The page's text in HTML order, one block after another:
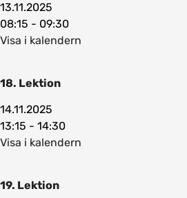
13.11.2025
08:15 - 09:30
Visa i kalendern
18. Lektion
14.11.2025
13:15 - 14:30
Visa i kalendern
19. Lektion